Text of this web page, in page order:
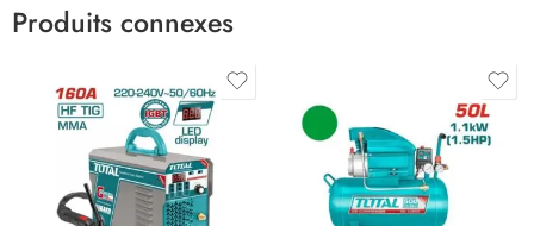
Produits connexes